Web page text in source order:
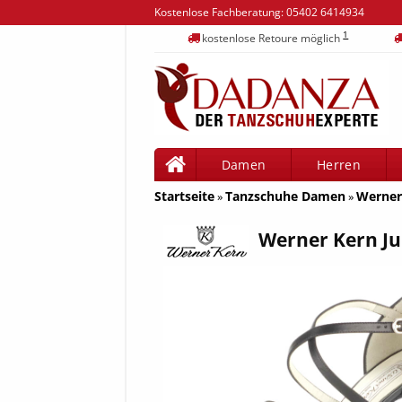
Kostenlose Fachberatung:05402 6414934
kostenlose Retoure möglich1
Damen
Herren
Startseite»Tanzschuhe Damen»
Werner Kern